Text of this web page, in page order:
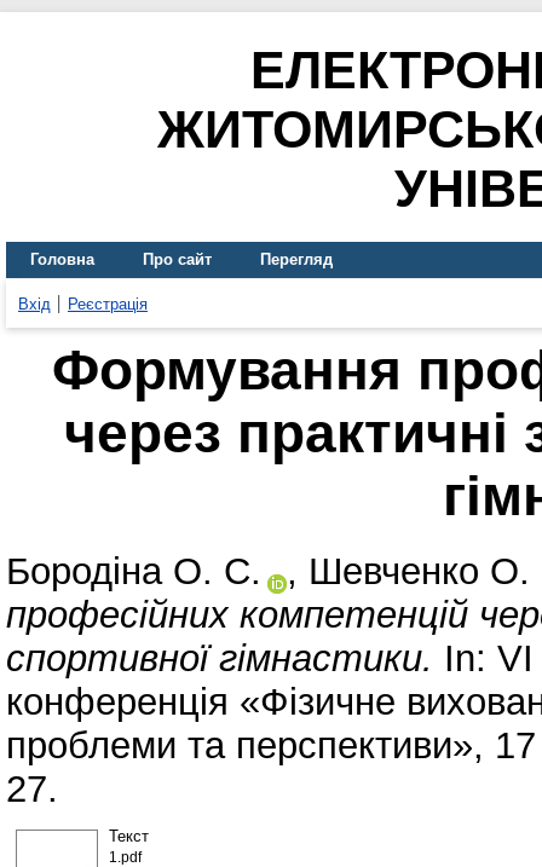
Головна Про сайт Перегляд
Вхід Реєстрація
Формування
через практичні
Бородіна О. С. , Шевченко
професійних компетенцій
спортивної гімнастики. In: VI
конференція «Фізичне
проблеми та перспективи»,
27.
Текст
1.pdf